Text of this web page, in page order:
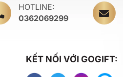
HOTLINE:
0362069299
KẾT NỐI VỚI GOGIFT: